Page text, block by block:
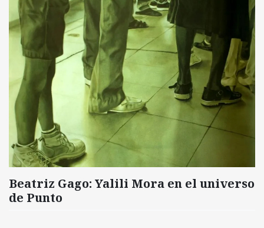
Beatriz Gago: Yalili Mora en el universo
de Punto